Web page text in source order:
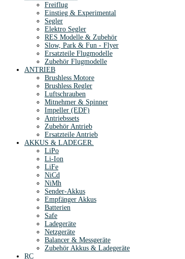
Freiflug
Einstieg & Experimental
Segler
Elektro Segler
RES Modelle & Zubehör
Slow, Park & Fun - Flyer
Ersatzteile Flugmodelle
Zubehör Flugmodelle
ANTRIEB
Brushless Motore
Brushless Regler
Luftschrauben
Mitnehmer & Spinner
Impeller (EDF)
Antriebssets
Zubehör Antrieb
Ersatzteile Antrieb
AKKUS & LADEGER.
LiPo
Li-Ion
LiFe
NiCd
NiMh
Sender-Akkus
Empfänger Akkus
Batterien
Safe
Ladegeräte
Netzgeräte
Balancer & Messgeräte
Zubehör Akkus & Ladegeräte
RC